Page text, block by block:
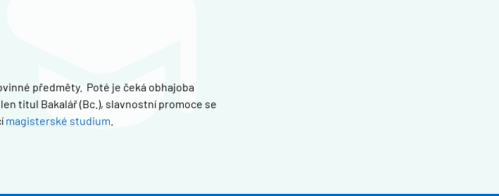
předměty. Poté je čeká obhajoba
titul Bakalář (Bc.), slavnostní promoce se
magisterské studium